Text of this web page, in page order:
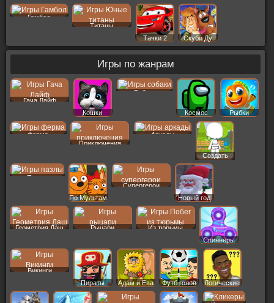
Гамбол
Титаны
Тачки 2
Скуби Ду
Игры по жанрам
Гача Лайф
Кошки
Собаки
Космос Рыбки
Ферма
Приключения
Аркады
Создать
Пер
Пазлы
По Мультам
Супергерои
Новый год
Геометрия Даш Рыцари
Из тюрьмы
Спиннеры
Викинги
Пираты
Адам и Ева Футб голов Логические